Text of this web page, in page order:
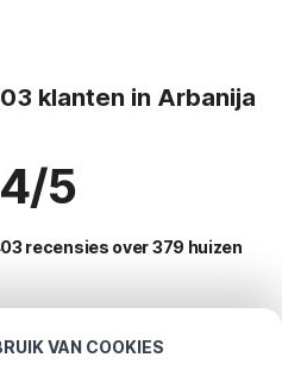
VAN COOKIES
klanten in Arbanija
5
recensies over 379 huizen
voor